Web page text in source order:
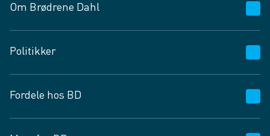
Om Brødrene Dahl
Vagttelefon 30 10 89 89
Spørgsmål og svar
Job og karriere
Fødevarekontrolrapport
Politikker
Privatlivspolitik
Cookies
Fordele hos BD